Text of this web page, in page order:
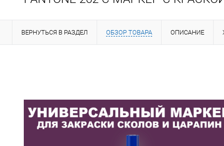
ВЕРНУТЬСЯ В РАЗДЕЛ ОБЗОР ТОВАРА ОПИСАНИЕ